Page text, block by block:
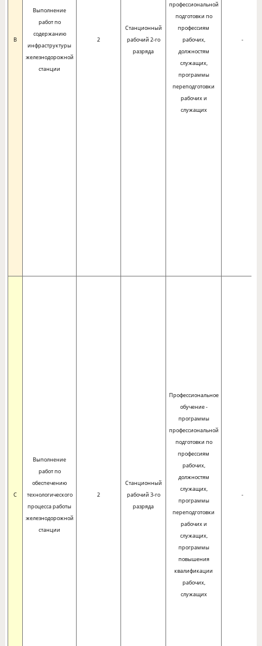
B
Выполнение
работ по
содержанию
инфраструктуры
железнодорожной
станции
2
Станционный
рабочий 2-го
разряда
профессиональной
подготовки по
профессиям
рабочих,
должностям
служащих,
программы
переподготовки
рабочих и
служащих
-
C
Выполнение
работ по
обеспечению
технологического
процесса работы
железнодорожной
станции
2
Станционный
рабочий 3-го
разряда
Профессиональное
обучение -
программы
профессиональной
подготовки по
профессиям
рабочих,
должностям
служащих,
программы
переподготовки
рабочих и
служащих,
программы
повышения
квалификации
рабочих,
служащих
-